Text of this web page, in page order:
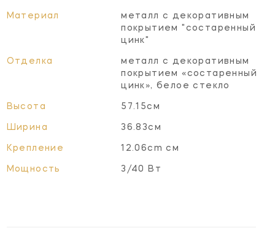
Материал
металл с декоративным
покрытием "состаренный
цинк"
Отделка
металл с декоративным
покрытием «состаренный
цинк», белое стекло
Высота 57.15см
Ширина 36.83см
Крепление 12.06cm см
Мощность 3/40 Вт